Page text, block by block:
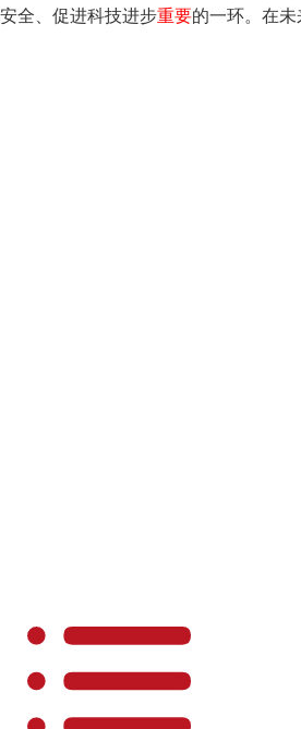
安全、促进科技进步重要的一环。在